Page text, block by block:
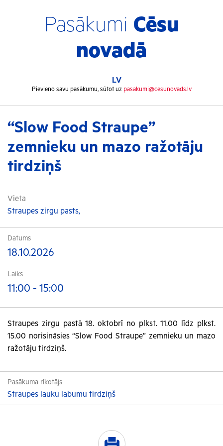
Pasākumi Cēsu
novadā
LV
Pievieno savu pasākumu, sūtot uz pasakumi@cesunovads.lv
“Slow Food Straupe”
zemnieku un mazo ražotāju
tirdziņš
Vieta
Straupes zirgu pasts,
Datums
18.10.2026
Laiks
11:00 - 15:00
Straupes zirgu pastā 18. oktobrī no plkst. 11.00 līdz plkst.
15.00 norisināsies “Slow Food Straupe” zemnieku un mazo
ražotāju tirdziņš.
Pasākuma rīkotājs
Straupes lauku labumu tirdziņš